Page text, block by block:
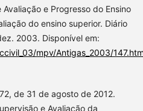
e Progresso do Ensino
do ensino superior. Diário
2003. Disponível em:
mpv/Antigas_2003/
de 31 de agosto de 2012.
e Avaliação da